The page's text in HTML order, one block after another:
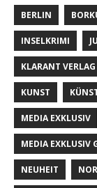
BERLIN
INSELKRIMI
KLARANT VERLAG
KUNST
MEDIA EXKLUSIV
MEDIA EXKLUSIV
NEUHEIT